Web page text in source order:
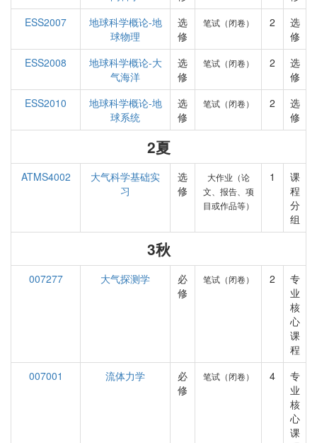
ESS2007
地球科学概论-地
球物理
选
修
笔试（闭卷） 2
选
修
ESS2008
地球科学概论-大
气海洋
选
修
笔试（闭卷） 2
选
修
ESS2010
地球科学概论-地
球系统
选
修
笔试（闭卷） 2
选
修
2夏
ATMS4002
大气科学基础实
习
选
修
大作业（论
文、报告、项
目或作品等）
1
课
程
分
组
3秋
007277 大气探测学
必
修
笔试（闭卷） 2
专
业
核
心
课
程
007001
流体力学
必
修
笔试（闭卷） 4
专
业
核
心
课